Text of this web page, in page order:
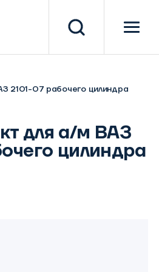
2101-07 рабочего цилиндра
для а/м ВАЗ
цилиндра